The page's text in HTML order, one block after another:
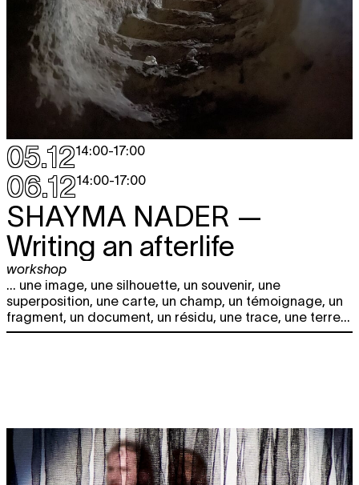
05.1214:00-17:00
06.1214:00-17:00
SHAYMA NADER —
Writing an afterlife
workshop
... une image, une silhouette, un souvenir, une
superposition, une carte, un champ, un témoignage, un
fragment, un document, un résidu, une trace, une terre...